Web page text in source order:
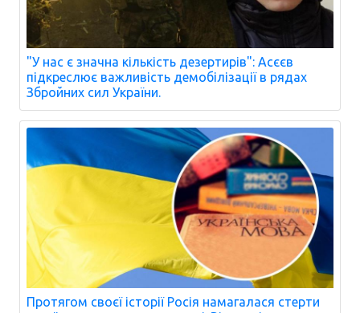
"У нас є значна кількість дезертирів": Асєєв
підкреслює важливість демобілізації в рядах
Збройних сил України.
Протягом своєї історії Росія намагалася стерти